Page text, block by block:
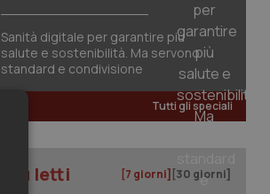
Sanità digitale per garantire più
salute e sostenibilità. Ma servono
standard e condivisione
Tutti gli speciali
I più letti [7 giorni] [30 giorni]